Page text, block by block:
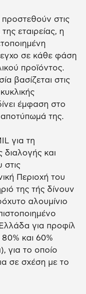
προστεθούν στις
εταιρείας, η
σε κάθε φάση
προϊόντος.
βασίζεται στις
έμφαση στο
της.
για τη
και
στις
Περιοχή του
της τής δίνουν
αλουμίνιο
για προφίλ
και 60%
για το οποίο
σε σχέση με το